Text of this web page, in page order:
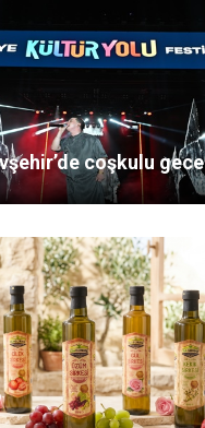
coşkulu gece